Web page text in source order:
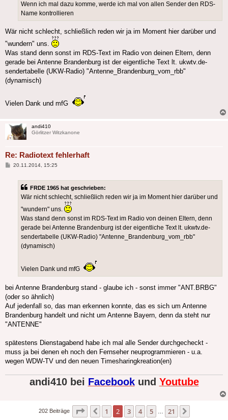
Wenn ich mal dazu komme, werde ich mal von allen Sender den RDS-
Name kontrollieren
Wär nicht schlecht, schließlich reden wir ja im Moment hier darüber und
"wundern" uns.
Was stand denn sonst im RDS-Text im Radio von deinen Eltern, denn
gerade bei Antenne Brandenburg ist der eigentliche Text lt. ukwtv.de-
sendertabelle (UKW-Radio) "Antenne_Brandenburg_vom_rbb"
(dynamisch)
Vielen Dank und mfG
andi410
Görlitzer Witzkanone
Re: Radiotext fehlerhaft
Beitrag
20.11.2014, 15:25
FRDE 1965 hat geschrieben:
Wär nicht schlecht, schließlich reden wir ja im Moment hier darüber und
"wundern" uns.
Was stand denn sonst im RDS-Text im Radio von deinen Eltern, denn
gerade bei Antenne Brandenburg ist der eigentliche Text lt. ukwtv.de-
sendertabelle (UKW-Radio) "Antenne_Brandenburg_vom_rbb"
(dynamisch)
Vielen Dank und mfG
bei Antenne Brandenburg stand - glaube ich - sonst immer "ANT.BRBG"
(oder so ähnlich)
Auf jedenfall so, das man erkennen konnte, das es sich um Antenne
Brandenburg handelt und nicht um Antenne Bayern, denn da steht nur
"ANTENNE"
spätestens Dienstagabend habe ich mal alle Sender durchgecheckt -
muss ja bei denen eh noch den Fernseher neuprogrammieren - u.a.
wegen WDW-TV und den neuen Timesharingkreation(en)
andi410 bei Facebookund Youtube
202 Beiträge Seite von
Vorherige
1 2 3 4 5 21